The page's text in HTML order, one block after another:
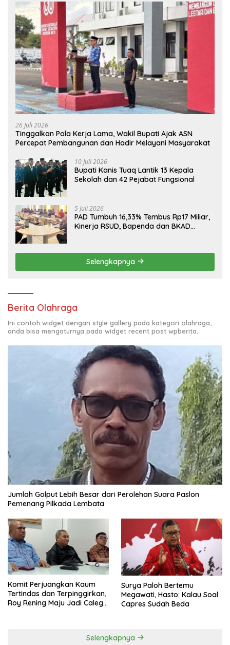
26 Juli 2026
Tinggalkan Pola Kerja Lama, Wakil Bupati Ajak ASN
Percepat Pembangunan dan Hadir Melayani Masyarakat
10 Juli 2026
Bupati Kanis Tuaq Lantik 13 Kepala
Sekolah dan 42 Pejabat Fungsional
5 Juli 2026
PAD Tumbuh 16,33% Tembus Rp17 Miliar,
Kinerja RSUD, Bapenda dan BKAD
Selengkapnya
Berita Olahraga
Ini contoh widget dengan style gallery pada kategori olahraga,
anda bisa mengaturnya pada widget recent post wpberita.
Jumlah Golput Lebih Besar dari Perolehan Suara Paslon
Pemenang Pilkada Lembata
Komit Perjuangkan Kaum
Tertindas dan Terpinggirkan,
Roy Rening Maju Jadi Caleg
Surya Paloh Bertemu
Megawati, Hasto: Kalau Soal
Capres Sudah Beda
Selengkapnya